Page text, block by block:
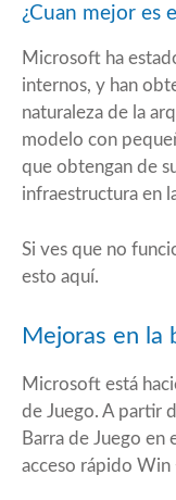
¿Cuan mejor es
Microsoft ha
internos, y han
naturaleza de la
modelo con
que obtengan de
infraestructura en
Si ves que no
esto aquí.
Mejoras en la
Microsoft está
de Juego. A partir
Barra de Juego en
acceso rápido Win